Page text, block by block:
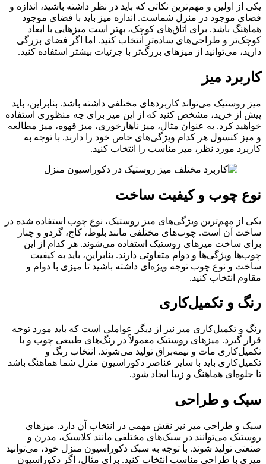
یکی از اولین و مهم‌ترین نکاتی که باید در نظر داشته باشید، اندازه و
فضای موجود در منزل شماست. اندازه میز باید با فضای موجود
هماهنگ باشد. برای اتاق‌های کوچک، بهتر است میزهایی با ابعاد
کوچک‌تر و طراحی‌های ساده‌تر انتخاب کنید. اما اگر فضای بزرگی
دارید، می‌توانید از میزهای بزرگ‌تر با جزئیات بیشتر استفاده کنید.
کاربرد میز
میز روستیک می‌تواند کاربردهای مختلفی داشته باشد. بنابراین، باید
پیش از خرید، مشخص کنید که از این میز برای چه منظوری استفاده
خواهید کرد. به عنوان مثال، میز ناهارخوری، میز قهوه، میز مطالعه
و میز کنسول هر کدام ویژگی‌های خاص خود را دارند. با توجه به
کاربرد مورد نظر، میز مناسب را انتخاب کنید.
نوع چوب و کیفیت ساخت
یکی از مهم‌ترین ویژگی‌های میز روستیک، نوع چوب استفاده شده در
ساخت آن است. چوب‌های مختلفی مانند بلوط، کاج، گردو و چنار
برای ساخت میزهای روستیک استفاده می‌شوند. هر کدام از این
چوب‌ها ویژگی‌ها و دوام متفاوتی دارند. بنابراین، باید به کیفیت
ساخت و نوع چوب توجه ویژه‌ای داشته باشید تا میزی با دوام و
مقاوم انتخاب کنید.
رنگ و تکمیل‌کاری
رنگ و تکمیل‌کاری میز نیز از دیگر عواملی است که باید مورد توجه
قرار گیرد. میزهای روستیک معمولاً در رنگ‌های طبیعی چوب و با
تکمیل‌کاری مات و نیمه‌براق تولید می‌شوند. انتخاب رنگ و
تکمیل‌کاری باید با سایر عناصر دکوراسیون منزل شما هماهنگ باشد
تا جلوه‌ای هماهنگ و زیبا ایجاد شود.
سبک و طراحی
سبک و طراحی میز نیز نقش مهمی در انتخاب آن دارد. میزهای
روستیک می‌توانند در سبک‌های مختلفی مانند کلاسیک، مدرن و
صنعتی تولید شوند. با توجه به سبک دکوراسیون منزل خود، می‌توانید
میزی با طراحی مناسب انتخاب کنید. برای مثال، اگر دکوراسیون